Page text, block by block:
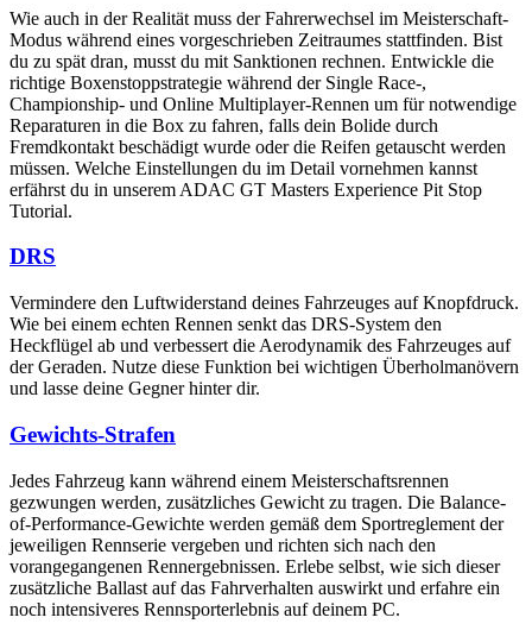
Wie auch in der Realität muss der Fahrerwechsel im Meisterschaft-
Modus während eines vorgeschrieben Zeitraumes stattfinden. Bist
du zu spät dran, musst du mit Sanktionen rechnen. Entwickle die
richtige Boxenstoppstrategie während der Single Race-,
Championship- und Online Multiplayer-Rennen um für notwendige
Reparaturen in die Box zu fahren, falls dein Bolide durch
Fremdkontakt beschädigt wurde oder die Reifen getauscht werden
müssen. Welche Einstellungen du im Detail vornehmen kannst
erfährst du in unserem ADAC GT Masters Experience Pit Stop
Tutorial.
DRS
Vermindere den Luftwiderstand deines Fahrzeuges auf Knopfdruck.
Wie bei einem echten Rennen senkt das DRS-System den
Heckflügel ab und verbessert die Aerodynamik des Fahrzeuges auf
der Geraden. Nutze diese Funktion bei wichtigen Überholmanövern
und lasse deine Gegner hinter dir.
Gewichts-Strafen
Jedes Fahrzeug kann während einem Meisterschaftsrennen
gezwungen werden, zusätzliches Gewicht zu tragen. Die Balance-
of-Performance-Gewichte werden gemäß dem Sportreglement der
jeweiligen Rennserie vergeben und richten sich nach den
vorangegangenen Rennergebnissen. Erlebe selbst, wie sich dieser
zusätzliche Ballast auf das Fahrverhalten auswirkt und erfahre ein
noch intensiveres Rennsporterlebnis auf deinem PC.